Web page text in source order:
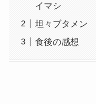
イマシ
坦々ブタメン
食後の感想